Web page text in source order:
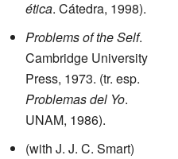
ética. Cátedra, 1998).
Problems of the Self.
Cambridge University
Press, 1973. (tr. esp.
Problemas del Yo.
UNAM, 1986).
(with J. J. C. Smart)